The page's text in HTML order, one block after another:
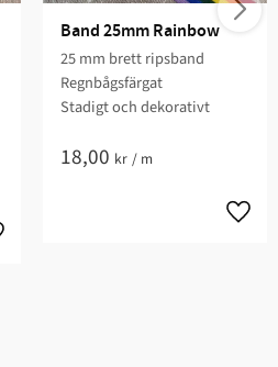
Band 25mm Rainbow
25 mm brett ripsband
Regnbågsfärgat
Stadigt och dekorativt
18,00 kr / m